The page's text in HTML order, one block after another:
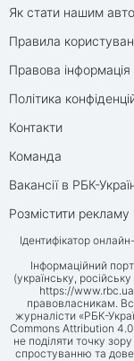
Як стати нашим
Правила
Правова інформація
Політика
Контакти
Команда
Вакансії в РБК-
Розмістити рекламу
Ідентифікатор
Інформаційний
(українську,
https://www.rbc.ua
правовласникам.
журналісти «РБК-
Commons Attribution
не поділяти точку
спростуванню та